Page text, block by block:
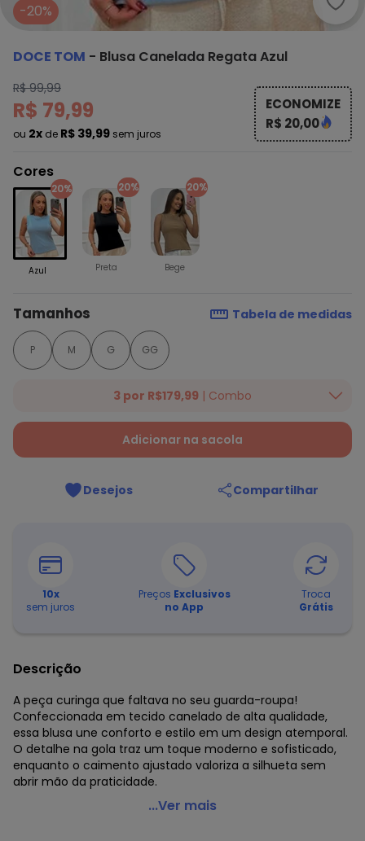
-20%
DOCE TOM - Blusa Canelada Regata Azul
R$ 99,99
R$ 79,99
ou 2x de R$ 39,99 sem juros
ECONOMIZE
R$ 20,00
Cores
20%
Azul
20%
Preta
20%
Bege
Tamanhos Tabela de medidas
P M G GG
3 por R$179,99 | Combo
Compre 3 peças deste link por R$269,99 | Válido para lista
selecionada.*Desconto concedido na finalização do pedido.
Adicionar na sacola
Desejos Compartilhar
10x
sem juros
Preços Exclusivos
no App
Troca
Grátis
Descrição
A peça curinga que faltava no seu guarda-roupa!
Confeccionada em tecido canelado de alta qualidade,
essa blusa une conforto e estilo em um design atemporal.
O detalhe na gola traz um toque moderno e sofisticado,
enquanto o caimento ajustado valoriza a silhueta sem
abrir mão da praticidade.
Doce Tom - Blusa Canelada Regata Azul
...Ver mais